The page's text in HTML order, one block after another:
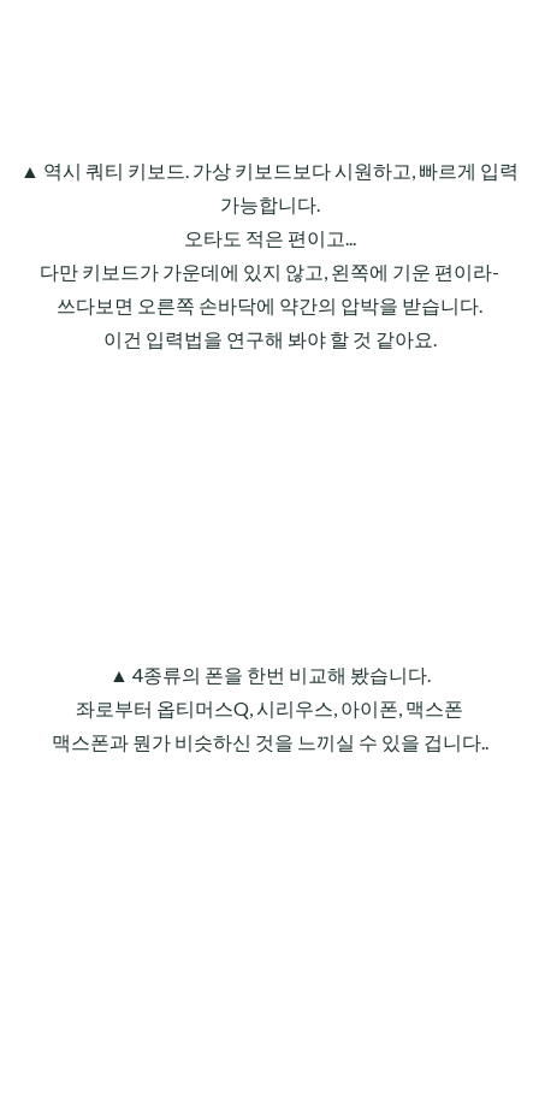
▲ 역시 쿼티 키보드. 가상 키보드보다 시원하고, 빠르게 입력
가능합니다.
오타도 적은 편이고...
다만 키보드가 가운데에 있지 않고, 왼쪽에 기운 편이라-
쓰다보면 오른쪽 손바닥에 약간의 압박을 받습니다.
이건 입력법을 연구해 봐야 할 것 같아요.
▲ 4종류의 폰을 한번 비교해 봤습니다.
좌로부터 옵티머스Q, 시리우스, 아이폰, 맥스폰
맥스폰과 뭔가 비슷하신 것을 느끼실 수 있을 겁니다..